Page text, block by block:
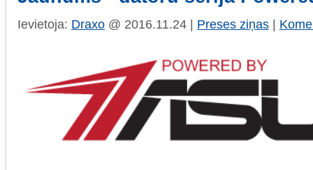
Ievietoja: Draxo @ 2016.11.24 | Preses ziņas